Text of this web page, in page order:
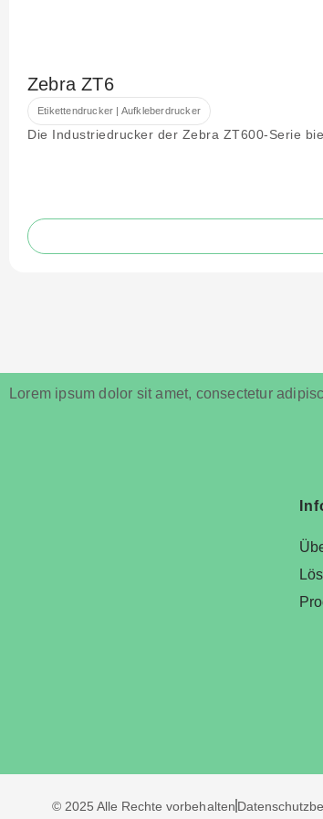
Zebra ZT6
Etikettendrucker | Aufkleberdrucker
Die Industriedrucker der Zebra ZT600-Serie
Lorem ipsum dolor sit amet, consectetur
© 2025 Alle Rechte vorbehalten